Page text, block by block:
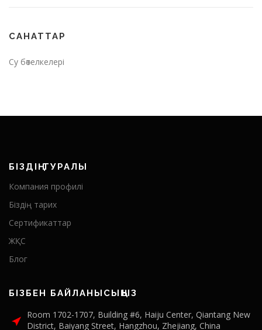
САНАТТАР
Су бөтелкелері
БІЗДІҢ ТУРАЛЫ
Компания профилі
Біздің тарих
Сертификаттар
ЖҚС
Блог
БІЗБЕН БАЙЛАНЫСЫҢЫЗ
Room 1702-1707, Building #6, Haiju Center, Qiantang New
District, Baiyang Street, Hangzhou, Zhejiang, China